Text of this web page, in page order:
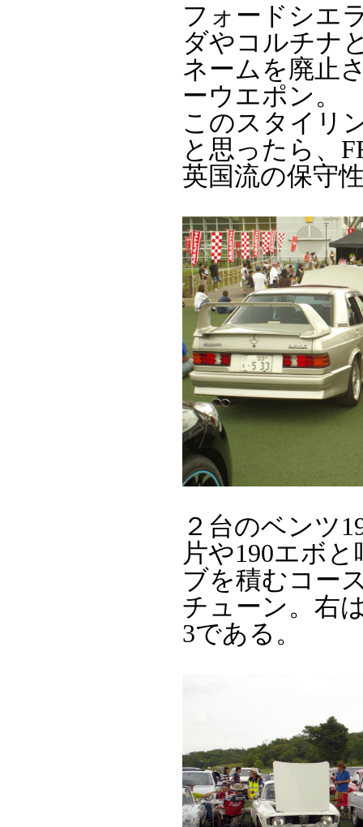
フォードシエ
ダやコルチナ
ネームを廃止
ーウエポン。
このスタイリ
と思ったら、
英国流の保守
２台のベンツ
片や190エボ
ブを積むコー
チューン。右
3である。